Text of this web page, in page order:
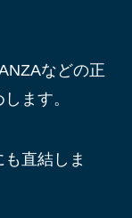
などの正
ます。
直結しま